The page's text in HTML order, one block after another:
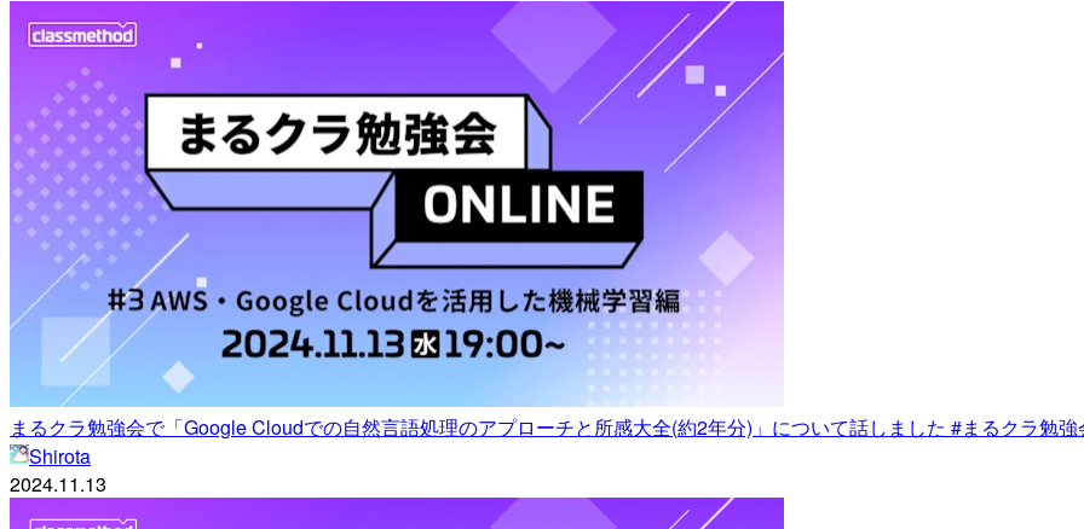
まるクラ勉強会で「Google Cloudでの自然言語処理のアプローチと所感大全(約2年分)」について話しました #まるクラ勉強
Shirota
2024.11.13